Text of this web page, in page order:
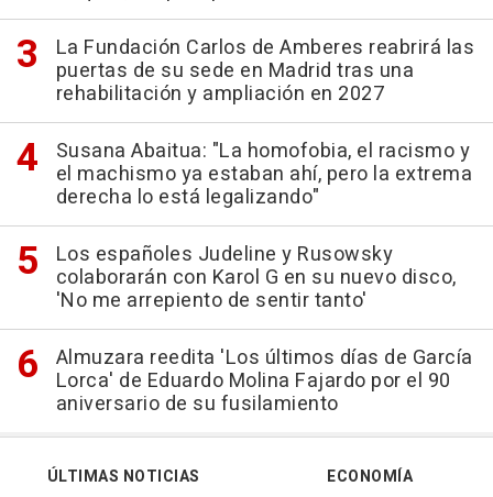
La Fundación Carlos de Amberes reabrirá las
puertas de su sede en Madrid tras una
rehabilitación y ampliación en 2027
Susana Abaitua: "La homofobia, el racismo y
el machismo ya estaban ahí, pero la extrema
derecha lo está legalizando"
Los españoles Judeline y Rusowsky
colaborarán con Karol G en su nuevo disco,
'No me arrepiento de sentir tanto'
Almuzara reedita 'Los últimos días de García
Lorca' de Eduardo Molina Fajardo por el 90
aniversario de su fusilamiento
ÚLTIMAS NOTICIAS
ECONOMÍA